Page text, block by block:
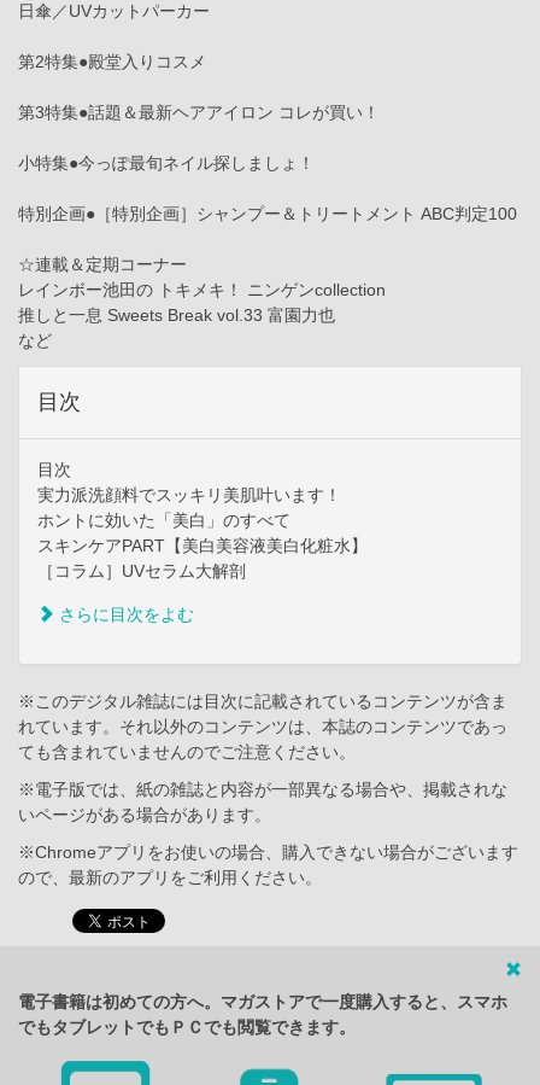
日傘／UVカットパーカー
第2特集●殿堂入りコスメ
第3特集●話題＆最新ヘアアイロン コレが買い！
小特集●今っぽ最旬ネイル探しましょ！
特別企画●［特別企画］シャンプー＆トリートメント ABC判定100
☆連載＆定期コーナー
レインボー池田の トキメキ！ ニンゲンcollection
推しと一息 Sweets Break vol.33 富園力也
など
目次
目次
実力派洗顔料でスッキリ美肌叶います！
ホントに効いた「美白」のすべて
スキンケアPART【美白美容液美白化粧水】
［コラム］UVセラム大解剖
さらに目次をよむ
※このデジタル雑誌には目次に記載されているコンテンツが含ま
れています。それ以外のコンテンツは、本誌のコンテンツであっ
ても含まれていませんのでご注意ください。
※電子版では、紙の雑誌と内容が一部異なる場合や、掲載されな
いページがある場合があります。
※Chromeアプリをお使いの場合、購入できない場合がございます
ので、最新のアプリをご利用ください。
電子書籍は初めての方へ。マガストアで一度購入すると、スマホ
でもタブレットでもＰＣでも閲覧できます。